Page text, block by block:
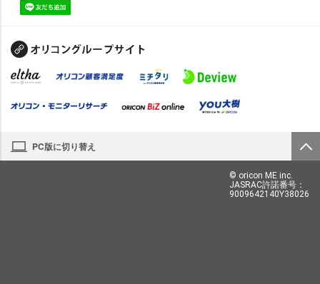
PC版に切り替え
© oricon ME inc.
JASRAC許諾番号：
9009642140Y38026